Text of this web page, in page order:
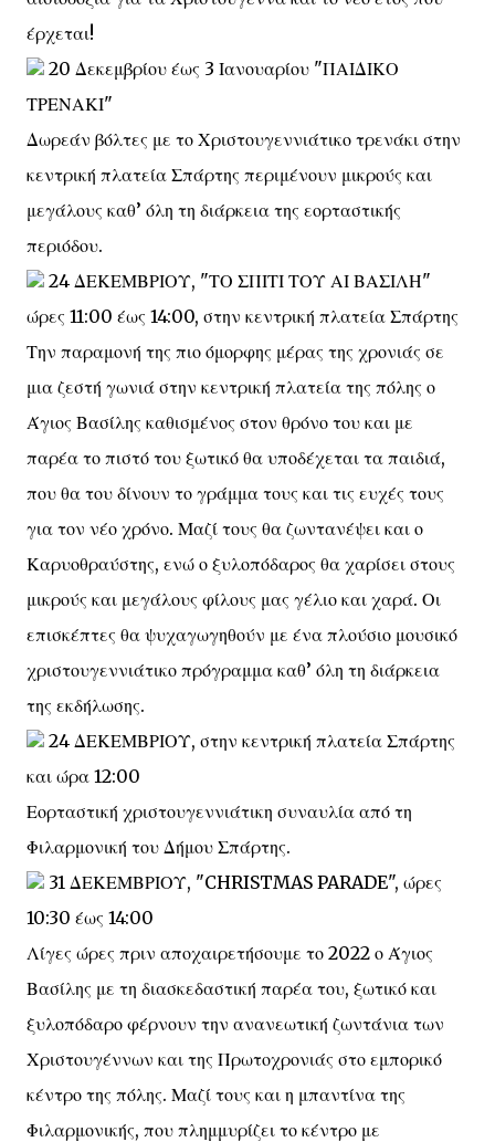
έρχεται!
20 Δεκεμβρίου έως 3 Ιανουαρίου "ΠΑΙΔΙΚΟ
ΤΡΕΝΑΚΙ"
Δωρεάν βόλτες με το Χριστουγεννιάτικο τρενάκι στην
κεντρική πλατεία Σπάρτης περιμένουν μικρούς και
μεγάλους καθ’ όλη τη διάρκεια της εορταστικής
περιόδου.
24 ΔΕΚΕΜΒΡΙΟΥ, "ΤΟ ΣΠΙΤΙ ΤΟΥ ΑΙ ΒΑΣΙΛΗ"
ώρες 11:00 έως 14:00, στην κεντρική πλατεία Σπάρτης
Την παραμονή της πιο όμορφης μέρας της χρονιάς σε
μια ζεστή γωνιά στην κεντρική πλατεία της πόλης ο
Άγιος Βασίλης καθισμένος στον θρόνο του και με
παρέα το πιστό του ξωτικό θα υποδέχεται τα παιδιά,
που θα του δίνουν το γράμμα τους και τις ευχές τους
για τον νέο χρόνο. Μαζί τους θα ζωντανέψει και ο
Καρυοθραύστης, ενώ ο ξυλοπόδαρος θα χαρίσει στους
μικρούς και μεγάλους φίλους μας γέλιο και χαρά. Οι
επισκέπτες θα ψυχαγωγηθούν με ένα πλούσιο μουσικό
χριστουγεννιάτικο πρόγραμμα καθ’ όλη τη διάρκεια
της εκδήλωσης.
24 ΔΕΚΕΜΒΡΙΟΥ, στην κεντρική πλατεία Σπάρτης
και ώρα 12:00
Εορταστική χριστουγεννιάτικη συναυλία από τη
Φιλαρμονική του Δήμου Σπάρτης.
31 ΔΕΚΕΜΒΡΙΟΥ, "CHRISTMAS PARADE", ώρες
10:30 έως 14:00
Λίγες ώρες πριν αποχαιρετήσουμε το 2022 ο Άγιος
Βασίλης με τη διασκεδαστική παρέα του, ξωτικό και
ξυλοπόδαρο φέρνουν την ανανεωτική ζωντάνια των
Χριστουγέννων και της Πρωτοχρονιάς στο εμπορικό
κέντρο της πόλης. Μαζί τους και η μπαντίνα της
Φιλαρμονικής, που πλημμυρίζει το κέντρο με